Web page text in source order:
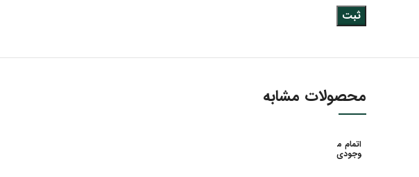
محصولات مشابه
اتمام م
وجودی